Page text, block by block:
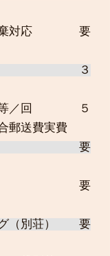
投棄対応 要
／回 ３
送等／回 ５
郵送費実費
具転送 要
つけ 要
グ（別荘） 要